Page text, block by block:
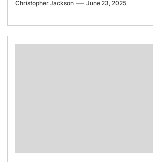
Christopher Jackson June 23, 2025